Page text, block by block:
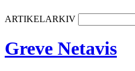
ARTIKELARKIV
Greve Netavis